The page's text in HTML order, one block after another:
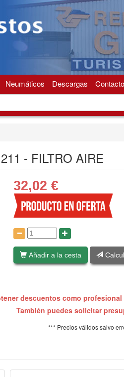
Neumáticos Descargas Contacto
- FILTRO AIRE
32,02 €
Añadir a la cesta
descuentos como
También puedes solicitar
*** Precios válidos salvo